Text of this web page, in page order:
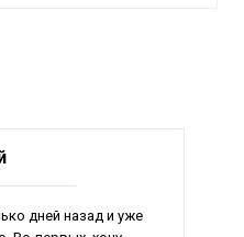
дней назад и уже